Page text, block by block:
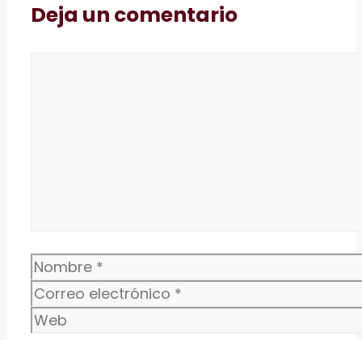
Deja un comentario
Nombre
Correo
electrónico
Web